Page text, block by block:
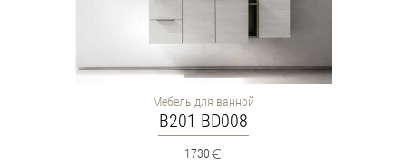
Мебель для ванной
B201 BD008
1730